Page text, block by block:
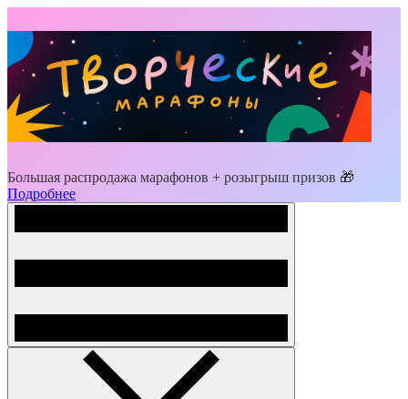
Большая распродажа марафонов + розыгрыш призов 🎁
Подробнее